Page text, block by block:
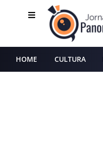
HOME CULTURA